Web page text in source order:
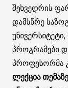
შეხვედრის
დამსწრე
პროგრამები
პროფესორმა
ლექცია